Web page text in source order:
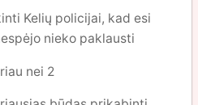
Kelių policijai, kad esi
nieko paklausti
nei 2